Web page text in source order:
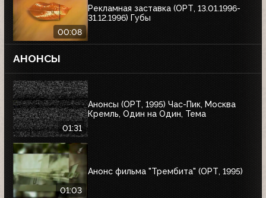
00:08
Рекламная заставка (ОРТ, 13.01.1996-
31.12.1996) Губы
АНОНСЫ
01:31
Анонсы (ОРТ, 1995) Час-Пик, Москва
Кремль, Один на Один, Тема
01:03
Анонс фильма "Трембита" (ОРТ, 1995)